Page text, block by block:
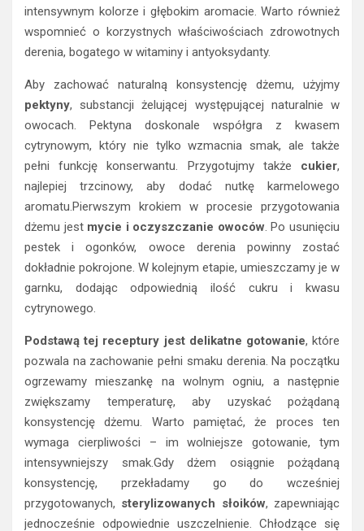
intensywnym kolorze i głębokim aromacie. Warto również
wspomnieć o korzystnych właściwościach zdrowotnych
derenia, bogatego w witaminy i antyoksydanty.
Aby zachować naturalną konsystencję dżemu, użyjmy
pektyny, substancji żelującej występującej naturalnie w
owocach. Pektyna doskonale współgra z kwasem
cytrynowym, który nie tylko wzmacnia smak, ale także
pełni funkcję konserwantu. Przygotujmy także cukier,
najlepiej trzcinowy, aby dodać nutkę karmelowego
aromatu.Pierwszym krokiem w procesie przygotowania
dżemu jest mycie i oczyszczanie owoców. Po usunięciu
pestek i ogonków, owoce derenia powinny zostać
dokładnie pokrojone. W kolejnym etapie, umieszczamy je w
garnku, dodając odpowiednią ilość cukru i kwasu
cytrynowego.
Podstawą tej receptury jest delikatne gotowanie, które
pozwala na zachowanie pełni smaku derenia. Na początku
ogrzewamy mieszankę na wolnym ogniu, a następnie
zwiększamy temperaturę, aby uzyskać pożądaną
konsystencję dżemu. Warto pamiętać, że proces ten
wymaga cierpliwości – im wolniejsze gotowanie, tym
intensywniejszy smak.Gdy dżem osiągnie pożądaną
konsystencję, przekładamy go do wcześniej
przygotowanych, sterylizowanych słoików, zapewniając
jednocześnie odpowiednie uszczelnienie. Chłodzące się